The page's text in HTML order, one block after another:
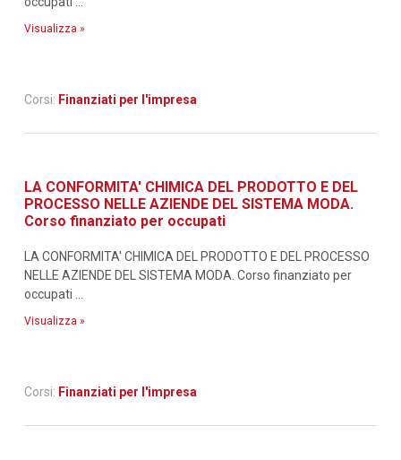
Visualizza »
Corsi: Finanziati per l'impresa
LA CONFORMITA' CHIMICA DEL PRODOTTO E DEL
PROCESSO NELLE AZIENDE DEL SISTEMA MODA.
Corso finanziato per occupati
LA CONFORMITA' CHIMICA DEL PRODOTTO E DEL PROCESSO
NELLE AZIENDE DEL SISTEMA MODA. Corso finanziato per
occupati ...
Visualizza »
Corsi: Finanziati per l'impresa